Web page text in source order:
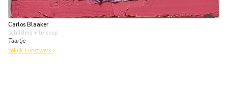
Carlos Blaaker
schilderij • te koop
Taartje
bekijk kunstwerk